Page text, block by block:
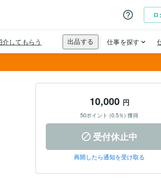
10,000 円
50ポイント (0.5％) 獲得
受付休止中
再開したら通知を受け取る